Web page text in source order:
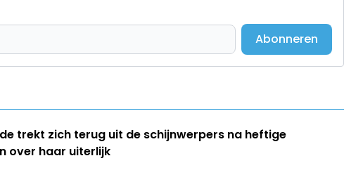
Abonneren
trekt zich terug uit de schijnwerpers na heftige
over haar uiterlijk